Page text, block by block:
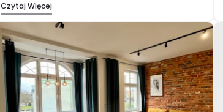
prąd? To pytania, które zadaje sobie wielu z…
Czytaj Więcej